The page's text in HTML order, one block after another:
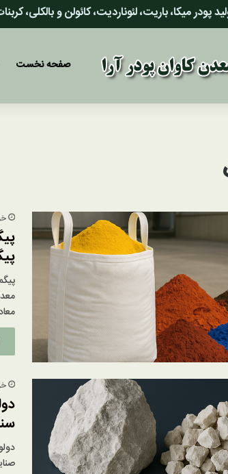
پودر میکا، باریت، لئوناردیت، کائولن و بالکلی،
صفحه نخست